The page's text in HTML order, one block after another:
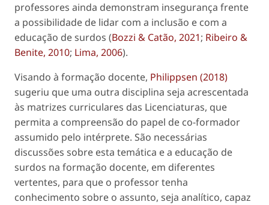
professores ainda demonstram insegurança frente
a possibilidade de lidar com a inclusão e com a
educação de surdos (Bozzi & Catão, 2021; Ribeiro &
Benite, 2010; Lima, 2006).
Visando à formação docente, Philippsen (2018)
sugeriu que uma outra disciplina seja acrescentada
às matrizes curriculares das Licenciaturas, que
permita a compreensão do papel de co-formador
assumido pelo intérprete. São necessárias
discussões sobre esta temática e a educação de
surdos na formação docente, em diferentes
vertentes, para que o professor tenha
conhecimento sobre o assunto, seja analítico, capaz